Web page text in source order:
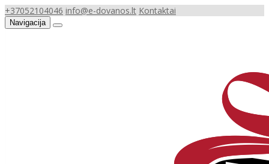
+37052104046 info@e-dovanos.lt Kontaktai
Navigacija